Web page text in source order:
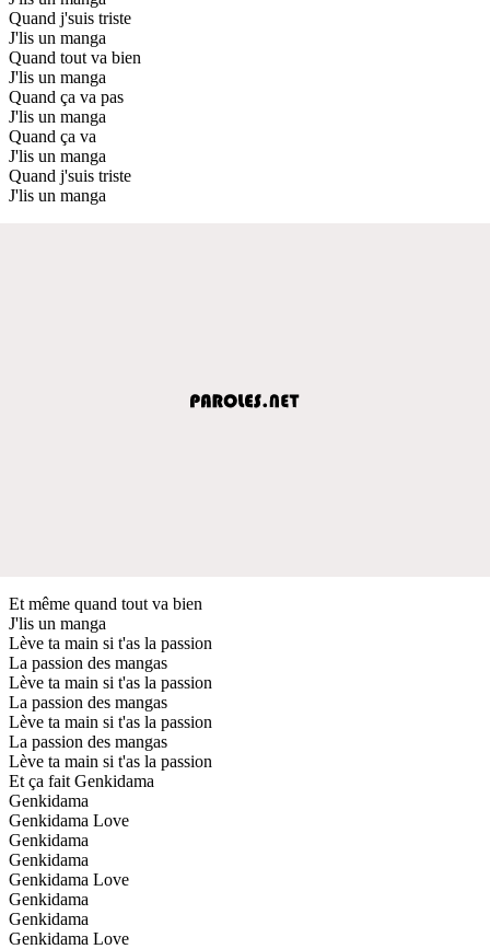
Quand j'suis triste
J'lis un manga
Quand tout va bien
J'lis un manga
Quand ça va pas
J'lis un manga
Quand ça va
J'lis un manga
Quand j'suis triste
J'lis un manga
Et même quand tout va bien
J'lis un manga
Lève ta main si t'as la passion
La passion des mangas
Lève ta main si t'as la passion
La passion des mangas
Lève ta main si t'as la passion
La passion des mangas
Lève ta main si t'as la passion
Et ça fait Genkidama
Genkidama
Genkidama Love
Genkidama
Genkidama
Genkidama Love
Genkidama
Genkidama
Genkidama Love